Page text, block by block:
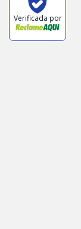
Verificada por